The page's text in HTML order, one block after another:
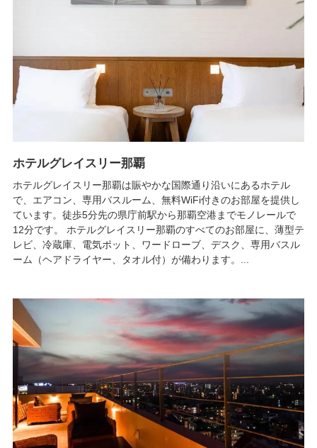
ホテルグレイスリー那覇
ホテルグレイスリー那覇は賑やかな国際通り沿いにあるホテル
で、エアコン、専用バスルーム、無料WiFi付きのお部屋を提供し
ています。徒歩5分先の県庁前駅から那覇空港までモノレールで
12分です。 ホテルグレイスリー那覇のすべてのお部屋に、薄型テ
レビ、冷蔵庫、電気ポット、ワードローブ、デスク、専用バスル
ーム（ヘアドライヤー、タオル付）が備わります。...